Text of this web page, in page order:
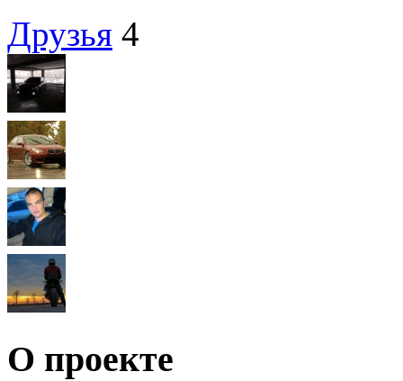
Друзья 4
О проекте